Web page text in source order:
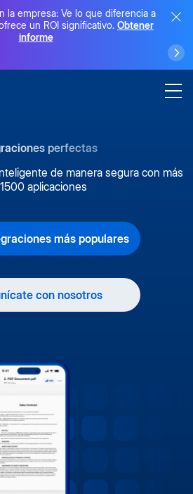
la empresa: Ve lo que diferencia a
un ROI significativo. Obtener
informe
perfectas
de manera segura con más
aplicaciones
más populares
con nosotros